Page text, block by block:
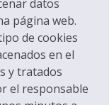
datos
página web.
de cookies
en el
y tratados
el responsable